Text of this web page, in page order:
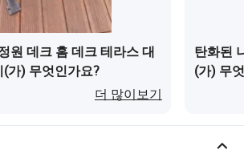
원 데크 홈 데크 테라스 대
가) 무엇인가요?
더 많이보기
탄화된
(가) 무